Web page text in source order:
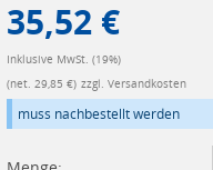
35,52 €
Inklusive MwSt. (19%)
(net. 29,85 €) zzgl. Versandkosten
muss nachbestellt werden